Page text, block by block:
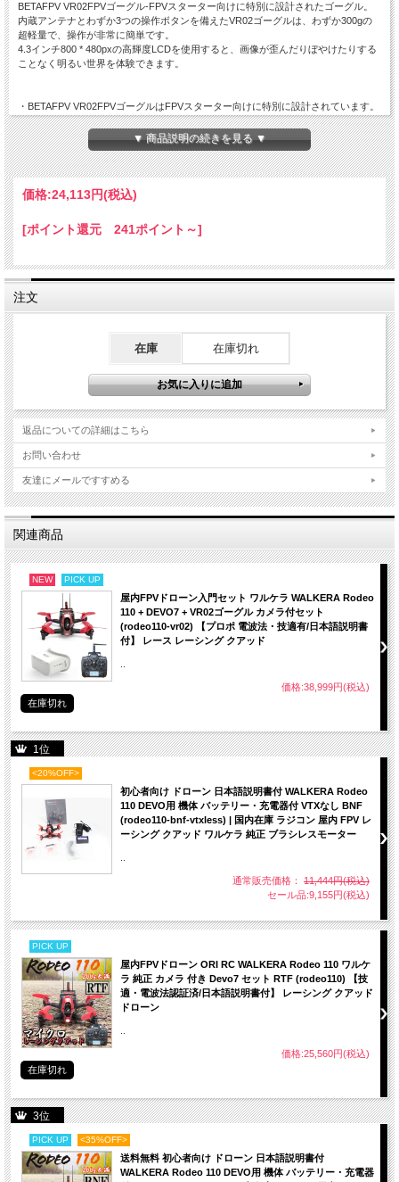
BETAFPV VR02FPVゴーグル-FPVスターター向けに特別に設計されたゴーグル。
内蔵アンテナとわずか3つの操作ボタンを備えたVR02ゴーグルは、わずか300gの
超軽量で、操作が非常に簡単です。
4.3インチ800 * 480pxの高輝度LCDを使用すると、画像が歪んだりぼやけたりする
ことなく明るい世界を体験できます。
・BETAFPV VR02FPVゴーグルはFPVスターター向けに特別に設計されています。
内蔵アンテナと3つのコンパクトな操作ボタンを備えたVR02ゴーグルは、300g
の軽量で操作が簡単です。
・4.3インチ800 * 480px HD高輝度LCDを搭載し、調整されています。
・周波数掃引機能と高速周波数自動検索機能（わずか2.5秒の高速周波数検索）を
アップグレードし、
より強力なバンドを簡単に見つけて、より良い飛行体験を得ることができます。
・特にRaceBandを備えた内蔵の超高感度5.8GHz40chレシーバー。
内蔵バッテリーを充電するためにはmicro USB Type-Cのケーブルと充電器等が必
要です。
AC100Vからゴーグルに充電できるUSBアダプターを使用される場合は2A以上のも
・寸法：126x143x86.3mm
・重量：2時間2000mAhバッテリーで300g
・ベルト：3方向に調整可能なベルト
画面
・画面サイズ：4.3インチ
・画面解像度： 800 * 480ピクセル
・画面の明るさ：300cd / m2
・視野角：55°
ジャック
・タイプC充電
・電圧：3.7V、デバイスの動作電流は500mA@3.7V
・電流：500mA
・3.7V / 2000mAhの大容量ポリマー電池を内蔵し、充電中はLEDが点灯します。
充電が完了すると、LEDが消灯します。
・フル充電は約2時間です。
BETAFPV VR02 FPVゴーグルには、周波数掃引機能と高速周波数自動検索機能が
より強力なバンドを見つけ、より良い飛行体験を得るのに役立ちます。
周波数掃引機能は、各チャネルの占有状況を表示できるため、
より良い帯域で飛行し、飛行体験を向上させることができます。
周波数掃引機能の使い方は？
電源を入れた後、以下に示すように、「S」ボタンを短く押してスイープインター
緑・・・0 ＜RSSI ＜20、占有されていない
黄・・・20 ＜RSSI ＜70、遠くのバンドを占有しているドローンがある、または干
渉がある
赤・・・70 ＜RSSI ＜99、占有
白・・・現在のバンド（スイープ結果で最も高いRSSI）
高速周波数検索機能を使用することもでき、強力なバンドを速く簡単に見つけるこ
高速周波数検索機能の使い方は？
電源を入れた後、「S」ボタンを1秒間押し続けると、周波数の自動検索が開始さ
れます。
▼ 商品説明の続きを見る ▼
価格:24,113円(税込)
[ポイント還元 241ポイント～]
注文
在庫 在庫切れ
返品についての詳細はこちら
お問い合わせ
友達にメールですすめる
関連商品
NEW PICK UP
屋内FPVドローン入門セット ワルケラ WALKERA Rodeo
110 + DEVO7 + VR02ゴーグル カメラ付セット
(rodeo110-vr02) 【プロポ 電波法・技適有/日本語説明書
付】 レース レーシング クアッド
価格:38,999円(税込)
在庫切れ
1位
<20%OFF>
初心者向け ドローン 日本語説明書付 WALKERA Rodeo
110 DEVO用 機体 バッテリー・充電器付 VTXなし BNF
(rodeo110-bnf-vtxless) | 国内在庫 ラジコン 屋内 FPV レ
ーシング クアッド ワルケラ 純正 ブラシレスモーター
通常販売価格： 11,444円(税込)
セール品:9,155円(税込)
PICK UP
屋内FPVドローン ORI RC WALKERA Rodeo 110 ワルケ
ラ 純正 カメラ 付き Devo7 セット RTF (rodeo110) 【技
適・電波法認証済/日本語説明書付】 レーシング クアッド
ドローン
価格:25,560円(税込)
在庫切れ
3位
PICK UP <35%OFF>
送料無料 初心者向け ドローン 日本語説明書付
WALKERA Rodeo 110 DEVO用 機体 バッテリー・充電器